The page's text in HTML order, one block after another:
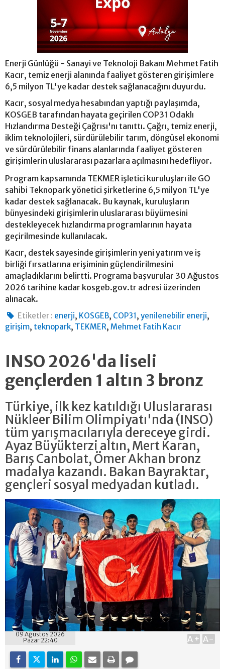
Enerji Günlüğü - Sanayi ve Teknoloji Bakanı Mehmet Fatih
Kacır, temiz enerji alanında faaliyet gösteren girişimlere
6,5 milyon TL'ye kadar destek sağlanacağını duyurdu.
Kacır, sosyal medya hesabından yaptığı paylaşımda,
KOSGEB tarafından hayata geçirilen COP31 Odaklı
Hızlandırma Desteği Çağrısı'nı tanıttı. Çağrı, temiz enerji,
iklim teknolojileri, sürdürülebilir tarım, döngüsel ekonomi
ve sürdürülebilir finans alanlarında faaliyet gösteren
girişimlerin uluslararası pazarlara açılmasını hedefliyor.
Program kapsamında TEKMER işletici kuruluşları ile GO
sahibi Teknopark yönetici şirketlerine 6,5 milyon TL'ye
kadar destek sağlanacak. Bu kaynak, kuruluşların
bünyesindeki girişimlerin uluslararası büyümesini
destekleyecek hızlandırma programlarının hayata
geçirilmesinde kullanılacak.
Kacır, destek sayesinde girişimlerin yeni yatırım ve iş
birliği fırsatlarına erişiminin güçlendirilmesini
amaçladıklarını belirtti. Programa başvurular 30 Ağustos
2026 tarihine kadar kosgeb.gov.tr adresi üzerinden
alınacak.
Etiketler : enerji, KOSGEB, COP31 ,yenilenebilir enerji,
girişim, teknopark, TEKMER, Mehmet Fatih Kacır
INSO 2026'da liseli
gençlerden 1 altın 3 bronz
Türkiye, ilk kez katıldığı Uluslararası
Nükleer Bilim Olimpiyatı'nda (INSO)
tüm yarışmacılarıyla dereceye girdi.
Ayaz Büyükterzi altın, Mert Karan,
Barış Canbolat, Ömer Akhan bronz
madalya kazandı. Bakan Bayraktar,
gençleri sosyal medyadan kutladı.
09 Ağustos 2026
Pazar 22:40
A+ A-